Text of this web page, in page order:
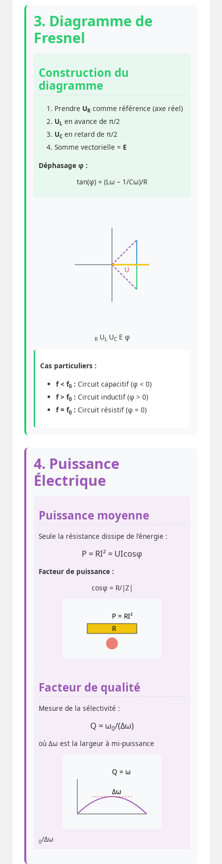
3. Diagramme de
Fresnel
Construction du
diagramme
Prendre UR comme référence (axe réel)
UL en avance de π/2
UC en retard de π/2
Somme vectorielle = E
Déphasage φ :
tan(φ) = (Lω – 1/Cω)/R
U
R UL UC E φ
Cas particuliers :
f < f0 : Circuit capacitif (φ < 0)
f > f0 : Circuit inductif (φ > 0)
f = f0 : Circuit résistif (φ = 0)
4. Puissance
Électrique
Puissance moyenne
Seule la résistance dissipe de l’énergie :
P = RI² = UIcosφ
Facteur de puissance :
cosφ = R/|Z|
R
P = RI²
Facteur de qualité
Mesure de la sélectivité :
Q = ω0/(Δω)
où Δω est la largeur à mi-puissance
Δω
Q = ω
0/Δω